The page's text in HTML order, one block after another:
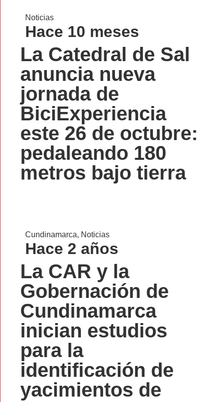
Noticias
Hace 10 meses
La Catedral de Sal
anuncia nueva
jornada de
BiciExperiencia
este 26 de octubre:
pedaleando 180
metros bajo tierra
Cundinamarca, Noticias
Hace 2 años
La CAR y la
Gobernación de
Cundinamarca
inician estudios
para la
identificación de
yacimientos de